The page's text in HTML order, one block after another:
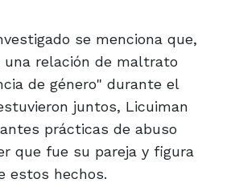
se menciona que,
una relación de maltrato
de género" durante el
juntos, Licuiman
prácticas de abuso
que fue su pareja y figura
estos hechos.